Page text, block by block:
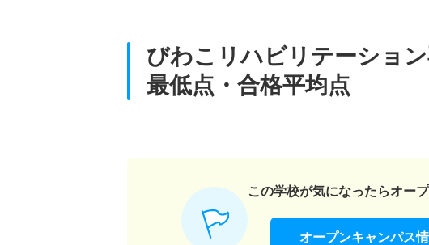
びわこリハビリテーショ
最低点・合格平均点
この学校が気になったらオー
オープンキャンパス